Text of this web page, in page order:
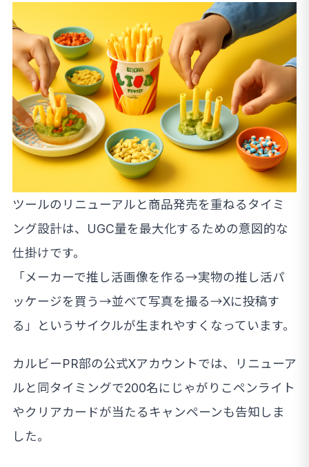
ツールのリニューアルと商品発売を重ねるタイミ
ング設計は、UGC量を最大化するための意図的な
仕掛けです。
「メーカーで推し活画像を作る→実物の推し活パ
ッケージを買う→並べて写真を撮る→Xに投稿す
る」というサイクルが生まれやすくなっています。
カルビーPR部の公式Xアカウントでは、リニューア
ルと同タイミングで200名にじゃがりこペンライト
やクリアカードが当たるキャンペーンも告知しま
した。